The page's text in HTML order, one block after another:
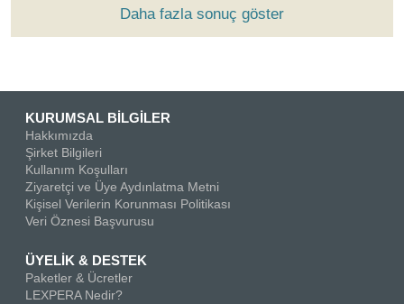
Daha fazla sonuç göster
KURUMSAL BİLGİLER
Hakkımızda
Şirket Bilgileri
Kullanım Koşulları
Ziyaretçi ve Üye Aydınlatma Metni
Kişisel Verilerin Korunması Politikası
Veri Öznesi Başvurusu
ÜYELİK & DESTEK
Paketler & Ücretler
LEXPERA Nedir?